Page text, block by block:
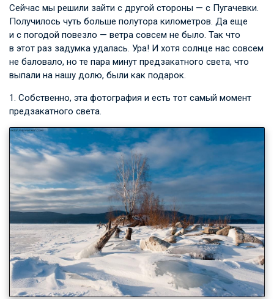
Сейчас мы решили зайти с другой стороны — с Пугачевки.
Получилось чуть больше полутора километров. Да еще
и с погодой повезло — ветра совсем не было. Так что
в этот раз задумка удалась. Ура! И хотя солнце нас совсем
не баловало, но те пара минут предзакатного света, что
выпали на нашу долю, были как подарок.
1. Собственно, эта фотография и есть тот самый момент
предзакатного света.